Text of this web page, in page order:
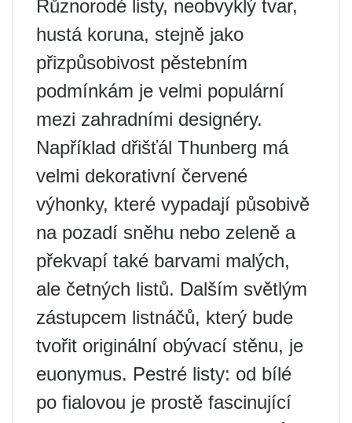
Různorodé listy, neobvyklý tvar,
hustá koruna, stejně jako
přizpůsobivost pěstebním
podmínkám je velmi populární
mezi zahradními designéry.
Například dřišťál Thunberg má
velmi dekorativní červené
výhonky, které vypadají působivě
na pozadí sněhu nebo zeleně a
překvapí také barvami malých,
ale četných listů. Dalším světlým
zástupcem listnáčů, který bude
tvořit originální obývací stěnu, je
euonymus. Pestré listy: od bílé
po fialovou je prostě fascinující